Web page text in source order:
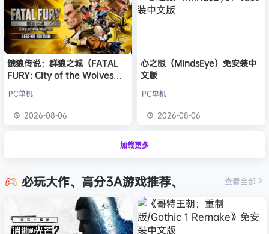
饿狼传说：群狼之城（FATAL
FURY: City of the Wolves）
PC单机
2026-08-06
心之眼（MindsEye）免安装中
文版
PC单机
2026-08-06
加载更多
必玩大作、高分3A游戏推荐、 查看全部